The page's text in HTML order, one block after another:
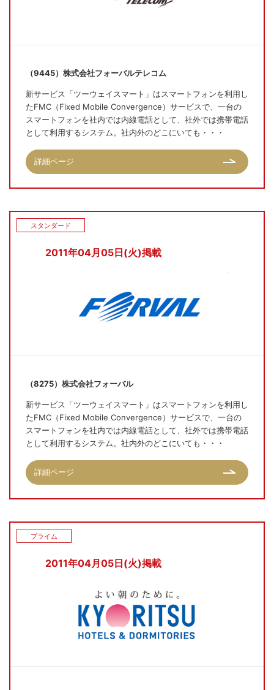
（9445）株式会社フォーバルテレコム
新サービス「ツーウェイスマート」はスマートフォンを利用し
たFMC（Fixed Mobile Convergence）サービスで、一台の
スマートフォンを社内では内線電話として、社外では携帯電話
として利用するシステム。社内外のどこにいても・・・
詳細ページ
2011年04月05日(火)掲載
スタンダード
（8275）株式会社フォーバル
新サービス「ツーウェイスマート」はスマートフォンを利用し
たFMC（Fixed Mobile Convergence）サービスで、一台の
スマートフォンを社内では内線電話として、社外では携帯電話
として利用するシステム。社内外のどこにいても・・・
詳細ページ
2011年04月05日(火)掲載
プライム